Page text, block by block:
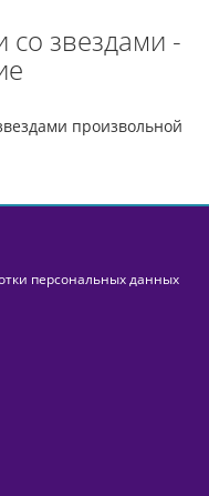
звездами -
произвольной
персональных данных